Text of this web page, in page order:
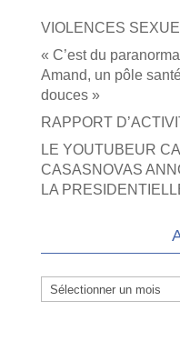
VIOLENCES
« C’est du
Amand, un pôle
douces »
RAPPORT
LE YOUTUBEUR
CASASNOVAS
LA
Archives